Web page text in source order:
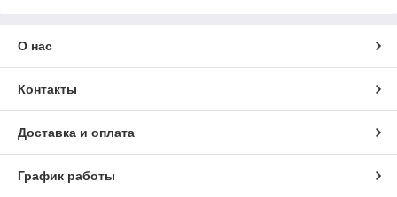
О нас
Контакты
Доставка и оплата
График работы